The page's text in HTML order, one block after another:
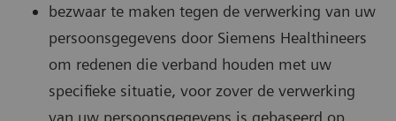
bezwaar te maken tegen de verwerking van uw
persoonsgegevens door Siemens Healthineers
om redenen die verband houden met uw
specifieke situatie, voor zover de verwerking
van uw persoonsgegevens is gebaseerd op